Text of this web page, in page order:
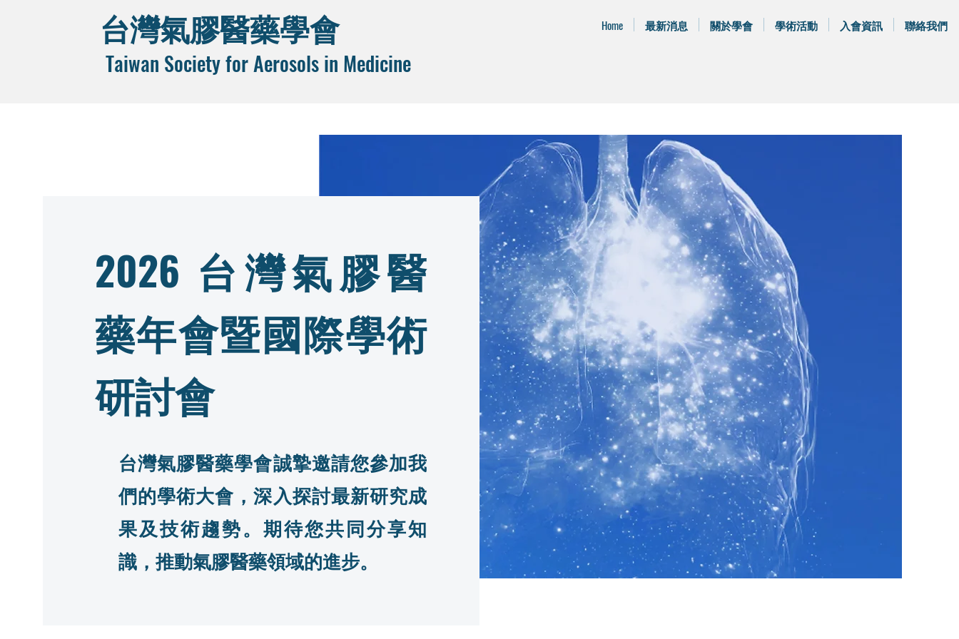
台灣氣膠醫藥學會
Taiwan Society for Aerosols in Medicine
Home 最新消息 關於學會 學術活動 入會資訊 聯絡我們
2026 台灣氣膠醫
藥年會暨國際學術
研討會
台灣氣膠醫藥學會誠摯邀請您參加我
們的學術大會，深入探討最新研究成
果及技術趨勢。期待您共同分享知
識，推動氣膠醫藥領域的進步。